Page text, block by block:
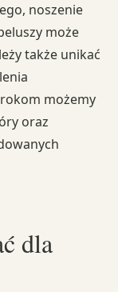
noszenie
może
także unikać
możemy
oraz
dla